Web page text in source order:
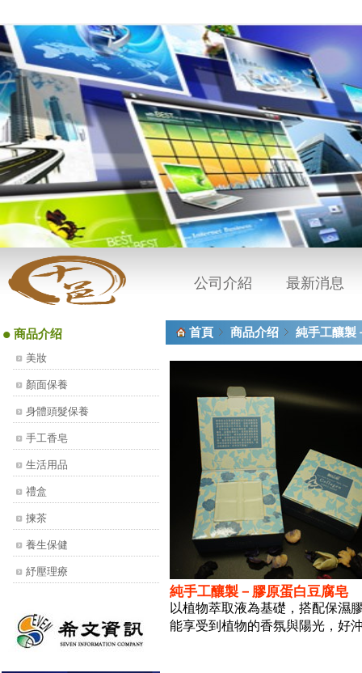
公司介紹 最新消息
• 商品介绍
美妝
顏面保養
身體頭髮保養
手工香皂
生活用品
禮盒
揀茶
養生保健
紓壓理療
首頁 商品介绍 純手工釀製
純手工釀製－膠原蛋白豆腐皂
以植物萃取液為基礎，搭配保濕
能享受到植物的香氛與陽光 ， 好